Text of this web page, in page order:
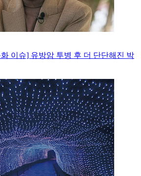
이슈] 유방암 투병 후 더 단단해진 박